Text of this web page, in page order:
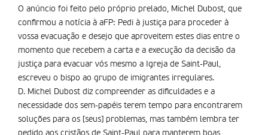
O anúncio foi feito pelo próprio prelado, Michel Dubost, que
confirmou a notícia à aFP: Pedi à justiça para proceder à
vossa evacuação e desejo que aproveitem estes dias entre o
momento que recebem a carta e a execução da decisão da
justiça para evacuar vós mesmo a Igreja de Saint-Paul,
escreveu o bispo ao grupo de imigrantes irregulares.
D. Michel Dubost diz compreender as dificuldades e a
necessidade dos sem-papéis terem tempo para encontrarem
soluções para os [seus] problemas, mas também lembra ter
pedido aos cristãos de Saint-Paul para manterem boas